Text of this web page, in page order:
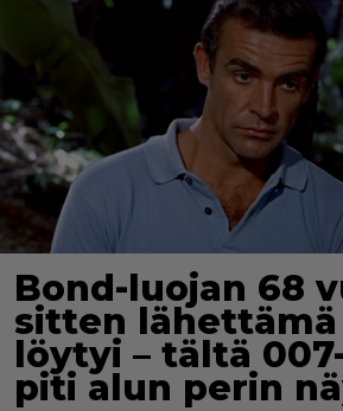
Bond-luojan 68
sitten
löytyi – tältä
piti alun perin